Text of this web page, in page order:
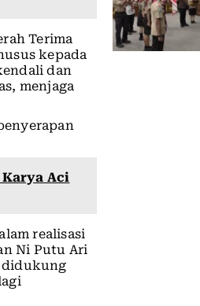
Terima
kepada
dan
menjaga
Aci
realisasi
Ni Putu Ari
didukung